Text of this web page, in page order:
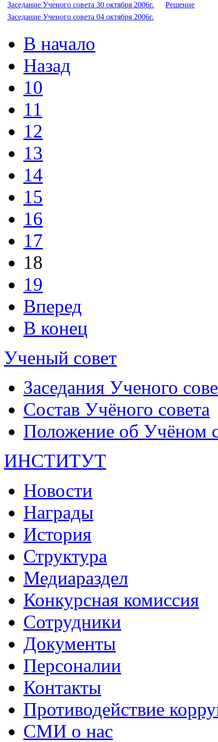
Заседание Ученого совета 30 октября 2006г.
Решение
Заседание Ученого совета 04 октября 2006г.
В начало
Назад
10
11
12
13
14
15
16
17
18
19
Вперед
В конец
Ученый совет
Заседания Ученого
Состав Учёного совета
Положение об Учёном
ИНСТИТУТ
Новости
Награды
История
Структура
Медиараздел
Конкурсная комиссия
Сотрудники
Документы
Персоналии
Контакты
Противодействие
СМИ о нас